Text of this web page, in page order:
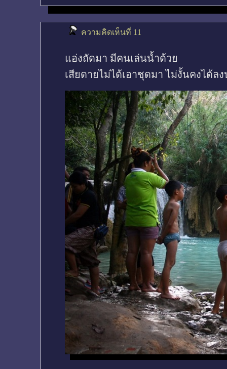
ความคิดเห็นที่ 11
แอ่งถัดมา มีคนเล่นน้ำด้วย
เสียดายไม่ได้เอาชุดมา ไม่งั้นคงได้ล